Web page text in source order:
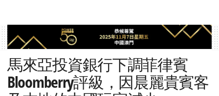
馬來亞投資銀行下調菲律賓
Bloomberry評級，因晨麗貴賓客